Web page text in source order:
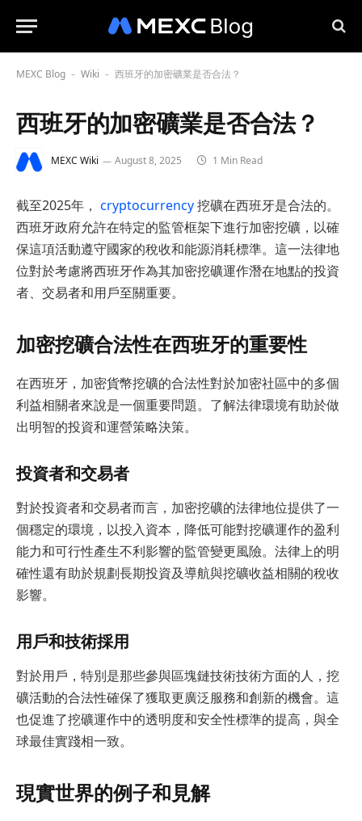
MEXC Blog - Wiki - 西班牙的加密礦業是否合法？
西班牙的加密礦業是否合法？
MEXC Wiki August 8, 2025 1 Min Read
截至2025年， cryptocurrency挖礦在西班牙是合法的。
西班牙政府允許在特定的監管框架下進行加密挖礦，以確
保這項活動遵守國家的稅收和能源消耗標準。這一法律地
位對於考慮將西班牙作為其加密挖礦運作潛在地點的投資
者、交易者和用戶至關重要。
加密挖礦合法性在西班牙的重要性
在西班牙，加密貨幣挖礦的合法性對於加密社區中的多個
利益相關者來說是一個重要問題。了解法律環境有助於做
出明智的投資和運營策略決策。
投資者和交易者
對於投資者和交易者而言，加密挖礦的法律地位提供了一
個穩定的環境，以投入資本，降低可能對挖礦運作的盈利
能力和可行性產生不利影響的監管變更風險。法律上的明
確性還有助於規劃長期投資及導航與挖礦收益相關的稅收
影響。
用戶和技術採用
對於用戶，特別是那些參與區塊鏈技術技術方面的人，挖
礦活動的合法性確保了獲取更廣泛服務和創新的機會。這
也促進了挖礦運作中的透明度和安全性標準的提高，與全
球最佳實踐相一致。
現實世界的例子和見解